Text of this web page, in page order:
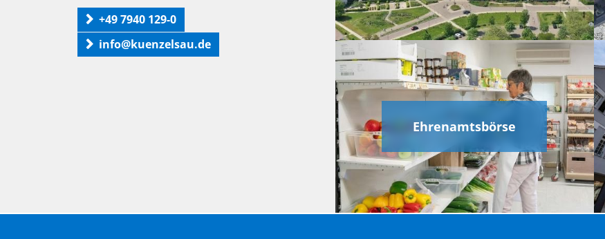
+49 7940 129-0
info@kuenzelsau.de
Ehrenamtsbörse